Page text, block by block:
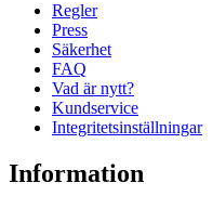
Regler
Press
Säkerhet
FAQ
Vad är nytt?
Kundservice
Integritetsinställningar
Information